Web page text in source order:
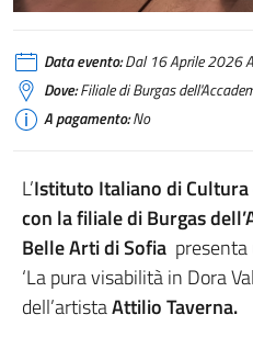
Data evento:Dal 16 Aprile 2026
Dove:Filiale di Burgas
A pagamento:No
L’Istituto Italiano di
con la filiale di Burgas
Belle Arti di Sofia
‘La pura visabilità in Dora
dell’artistaAttilio Taverna.